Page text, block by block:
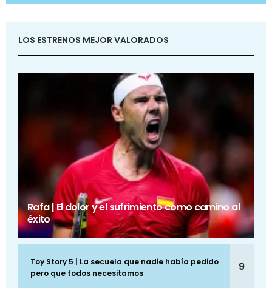
LOS ESTRENOS MEJOR VALORADOS
Rafa | El dolor y el sufrimiento como camino al
éxito
Toy Story 5 | La secuela que nadie había pedido
pero que todos necesitamos
9